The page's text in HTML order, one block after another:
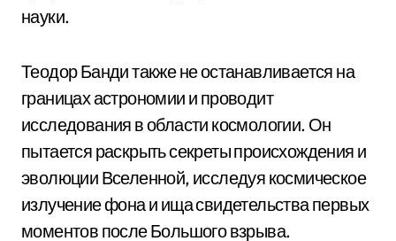
науки.
Теодор Банди также не останавливается на
границах астрономии и проводит
исследования в области космологии. Он
пытается раскрыть секреты происхождения и
эволюции Вселенной, исследуя космическое
излучение фона и ища свидетельства первых
моментов после Большого взрыва.